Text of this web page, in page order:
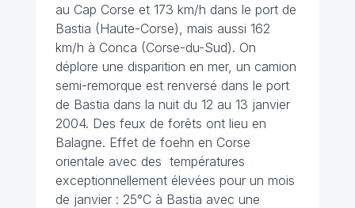
au Cap Corse et 173 km/h dans le port de
Bastia (Haute-Corse), mais aussi 162
km/h à Conca (Corse-du-Sud). On
déplore une disparition en mer, un camion
semi-remorque est renversé dans le port
de Bastia dans la nuit du 12 au 13 janvier
2004. Des feux de forêts ont lieu en
Balagne. Effet de foehn en Corse
orientale avec des températures
exceptionnellement élevées pour un mois
de janvier : 25°C à Bastia avec une